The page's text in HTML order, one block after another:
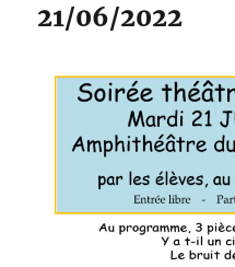
21/06/2022